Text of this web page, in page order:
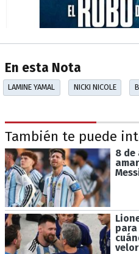
En esta Nota
LAMINE YAMAL NICKI NICOLE
También te puede
8 de